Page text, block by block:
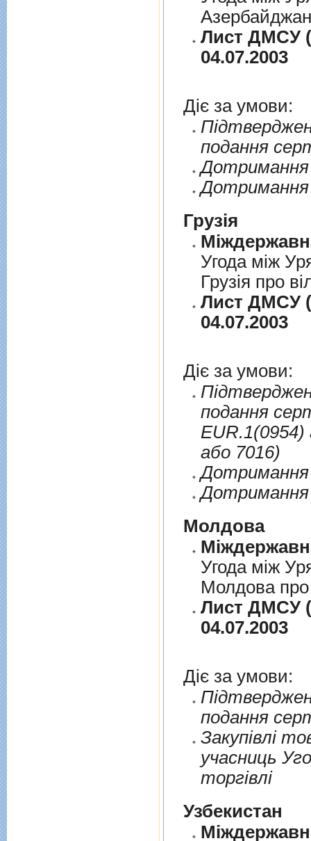
Лист ДМСУ
04.07.2003
Діє за умови:
подання
Дотримання
Дотримання
Грузія
Угода між
Грузія про
Лист ДМСУ
04.07.2003
Діє за умови:
подання
EUR.1(0954)
або 7016)
Дотримання
Дотримання
Молдова
Угода між
Молдова про
Лист ДМСУ
04.07.2003
Діє за умови:
подання
Закупiвлi
учасниць
торгiвлi
Узбекистан